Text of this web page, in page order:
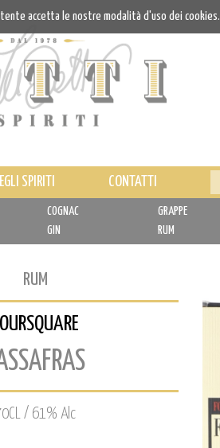
SPIRITI CONTATTI
COGNAC
GIN
GRAPPE
RUM
RUM
/ 61% Alc
accetta le nostre modalità d'uso dei cookies.